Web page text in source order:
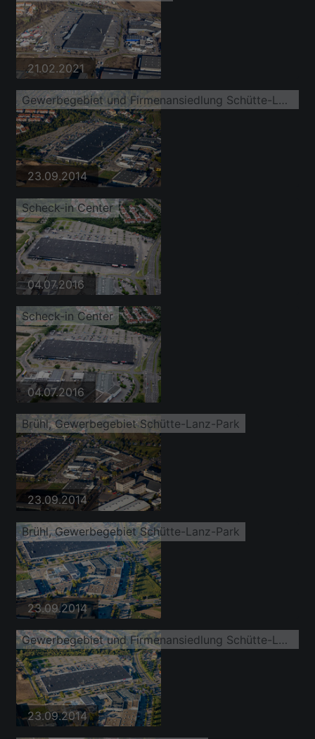
21.02.2021
Gewerbegebiet und Firmenansiedlung Schütte-Lanz-Park im Ortsteil Rheinau
23.09.2014
Scheck-in Center
04.07.2016
Scheck-in Center
04.07.2016
Brühl, Gewerbegebiet Schütte-Lanz-Park
23.09.2014
Brühl, Gewerbegebiet Schütte-Lanz-Park
23.09.2014
Gewerbegebiet und Firmenansiedlung Schütte-Lanz-Park im Ortsteil Rheinau
23.09.2014